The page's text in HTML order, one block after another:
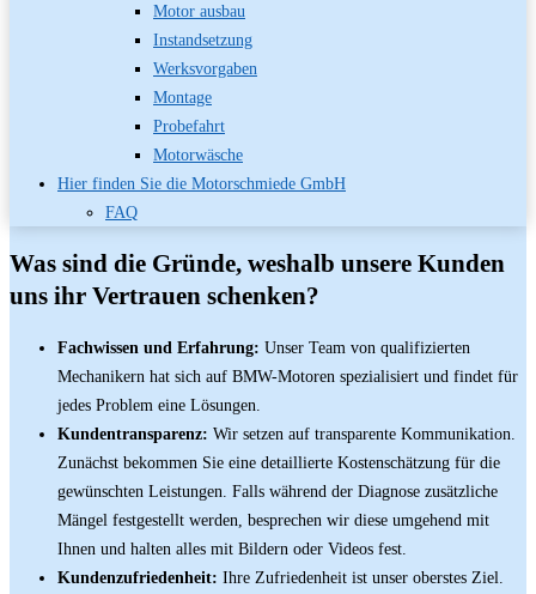
Motor ausbau
Instandsetzung
Werksvorgaben
Montage
Probefahrt
Motorwäsche
Hier finden Sie die Motorschmiede GmbH
FAQ
Was sind die Gründe, weshalb unsere Kunden
uns ihr Vertrauen schenken?
Fachwissen und Erfahrung: Unser Team von qualifizierten
Mechanikern hat sich auf BMW-Motoren spezialisiert und findet für
jedes Problem eine Lösungen.
Kundentransparenz: Wir setzen auf transparente Kommunikation.
Zunächst bekommen Sie eine detaillierte Kostenschätzung für die
gewünschten Leistungen. Falls während der Diagnose zusätzliche
Mängel festgestellt werden, besprechen wir diese umgehend mit
Ihnen und halten alles mit Bildern oder Videos fest.
Kundenzufriedenheit: Ihre Zufriedenheit ist unser oberstes Ziel.